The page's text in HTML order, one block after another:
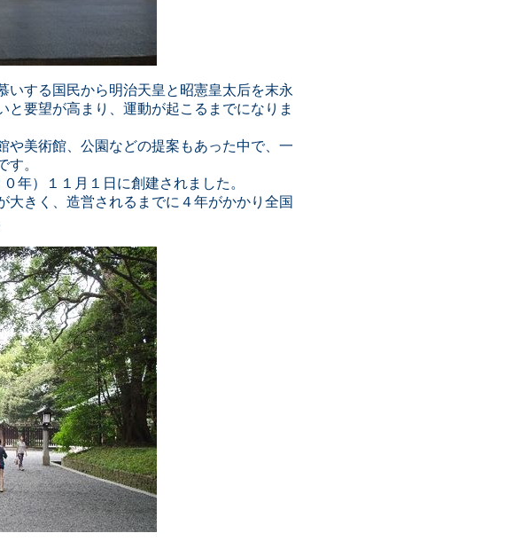
いする国民から明治天皇と昭憲皇太后を末永
と要望が高まり、運動が起こるまでになりま
や美術館、公園などの提案もあった中で、一
す。
年）１１月１日に創建されました。
大きく、造営されるまでに４年がかかり全国